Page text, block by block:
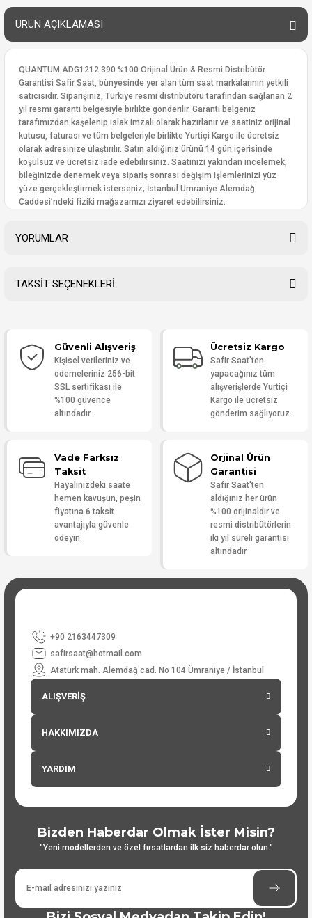
ÜRÜN AÇIKLAMASI
QUANTUM ADG1212.390 %100 Orijinal Ürün & Resmi Distribütör
Garantisi Safir Saat, bünyesinde yer alan tüm saat markalarının yetkili
satıcısıdır. Siparişiniz, Türkiye resmi distribütörü tarafından sağlanan 2
yıl resmi garanti belgesiyle birlikte gönderilir. Garanti belgeniz
tarafımızdan kaşelenip ıslak imzalı olarak hazırlanır ve saatiniz orijinal
kutusu, faturası ve tüm belgeleriyle birlikte Yurtiçi Kargo ile ücretsiz
olarak adresinize ulaştırılır. Satın aldığınız ürünü 14 gün içerisinde
koşulsuz ve ücretsiz iade edebilirsiniz. Saatinizi yakından incelemek,
bileğinizde denemek veya sipariş sonrası değişim işlemlerinizi yüz
yüze gerçekleştirmek isterseniz; İstanbul Ümraniye Alemdağ
Caddesi’ndeki fiziki mağazamızı ziyaret edebilirsiniz.
YORUMLAR
Yorum Yaz
TAKSİT SEÇENEKLERİ
Güvenli Alışveriş
Kişisel verileriniz ve
ödemeleriniz 256-bit
SSL sertifikası ile
%100 güvence
altındadır.
Ücretsiz Kargo
Safir Saat'ten
yapacağınız tüm
alışverişlerde Yurtiçi
Kargo ile ücretsiz
gönderim sağlıyoruz.
Vade Farksız
Taksit
Hayalinizdeki saate
hemen kavuşun, peşin
fiyatına 6 taksit
avantajıyla güvenle
ödeyin.
Orjinal Ürün
Garantisi
Safir Saat'ten
aldığınız her ürün
%100 orijinaldir ve
resmi distribütörlerin
iki yıl süreli garantisi
altındadır
+90 2163447309
safirsaat@hotmail.com
Atatürk mah. Alemdağ cad. No 104 Ümraniye / İstanbul
ALIŞVERİŞ
HAKKIMIZDA
YARDIM
Bizden Haberdar Olmak İster Misin?
"Yeni modellerden ve özel fırsatlardan ilk siz haberdar olun."